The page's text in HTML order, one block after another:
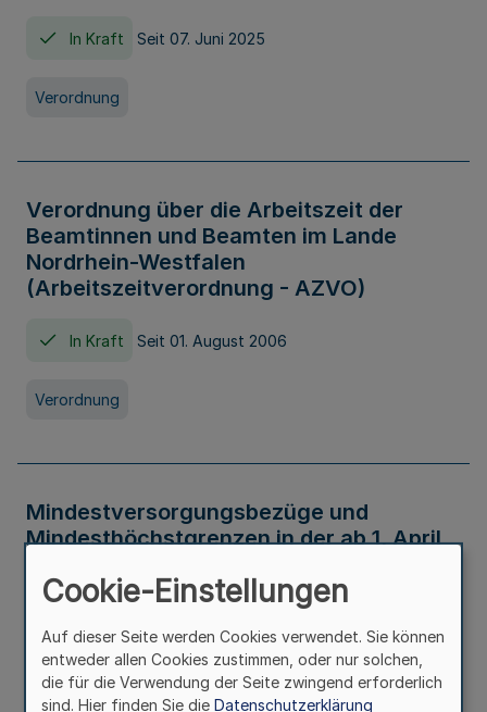
In Kraft Seit 07. Juni 2025
Verordnung
Verordnung über die Arbeitszeit der
Beamtinnen und Beamten im Lande
Nordrhein-Westfalen
(Arbeitszeitverordnung - AZVO)
In Kraft Seit 01. August 2006
Verordnung
Mindestversorgungsbezüge und
Mindesthöchstgrenzen in der ab 1. April
Verwaltungsvorschrift
Cookie-Einstellungen
Auf dieser Seite werden Cookies verwendet. Sie können
entweder allen Cookies zustimmen, oder nur solchen,
die für die Verwendung der Seite zwingend erforderlich
sind. Hier finden Sie die Datenschutzerklärung